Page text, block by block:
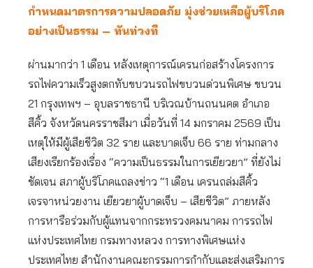
กำหนดมาตรการความปลอดภัย มุ่งช่วยเหลือผู้บริโภค
อย่างเป็นธรรม – ทันท่วงที
ผ่านมากว่า 1 เดือน หลังเหตุการณ์เครนก่อสร้างโครงการ
รถไฟความเร็วสูงตกทับขบวนรถไฟขบวนด่วนพิเศษ ขบวน
21 กรุงเทพฯ – อุบลราชธานี บริเวณบ้านถนนคต อำเภอ
สีคิ้ว จังหวัดนครราชสีมา เมื่อวันที่ 14 มกราคม 2569 เป็น
เหตุให้มีผู้เสียชีวิต 32 ราย และบาดเจ็บ 66 ราย ท่ามกลาง
เสียงเรียกร้องเรื่อง “ความเป็นธรรมในการเยียวยา” ที่ยังไม่
ชัดเจน สภาผู้บริโภคแถลงข่าว “1 เดือน เครนถล่มสีคิ้ว
เจรจาหน่วยงาน เยียวยาผู้บาดเจ็บ – เสียชีวิต” ภายหลัง
การหารือร่วมกับผู้แทนจากกระทรวงคมนาคม การรถไฟ
แห่งประเทศไทย กรมทางหลวง การทางพิเศษแห่ง
ประเทศไทย สำนักงานคณะกรรมการกำกับและส่งเสริมการ